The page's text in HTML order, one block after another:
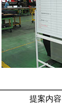
提案内容